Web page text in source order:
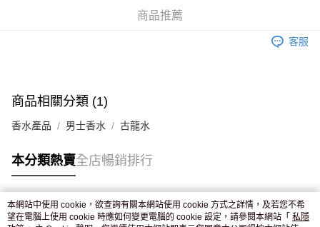
付款後門市自取，訂單確認後2-4個工作天到店，7天內取。逾期後
商品推薦
客服
商品相關分類 (1)
香水產品 男士香水 古龍水
本分類熱賣全店暢銷排行
熱門標籤
本網站中使用 cookie，欲查詢有關本網站使用 cookie 方式之詳情，及若您不希
望在電腦上使用 cookie 時應如何變更電腦的 cookie 設定，請參閱本網站「 私隱